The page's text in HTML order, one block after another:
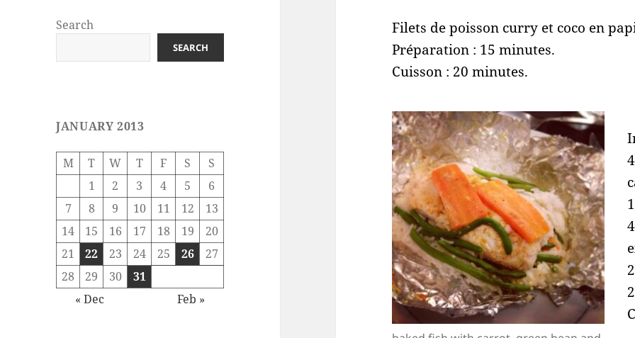
Search
SEARCH
JANUARY 2013
M T W T F S
S
1
2 3 4 5
6
7
8 9 10 11 12
13
14
15 16 17 18 19
20
21
22 23 24 25 26
27
28
29 30
31
« Dec
Feb »
Filets de poisson curry et coco en
Préparation : 15 minutes.
Cuisson : 20 minutes.